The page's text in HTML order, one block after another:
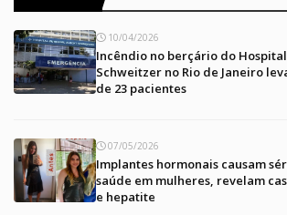
10/04/2026
Incêndio no berçário do
Schweitzer no Rio de Janeiro
de 23 pacientes
07/05/2026
Implantes hormonais causam
saúde em mulheres, revelam
e hepatite